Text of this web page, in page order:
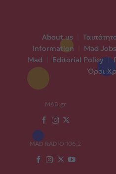
About us
Information
Mad Jobs
Mad
Editorial Policy |
Όροι
MAD.gr
MAD RADIO 106,2